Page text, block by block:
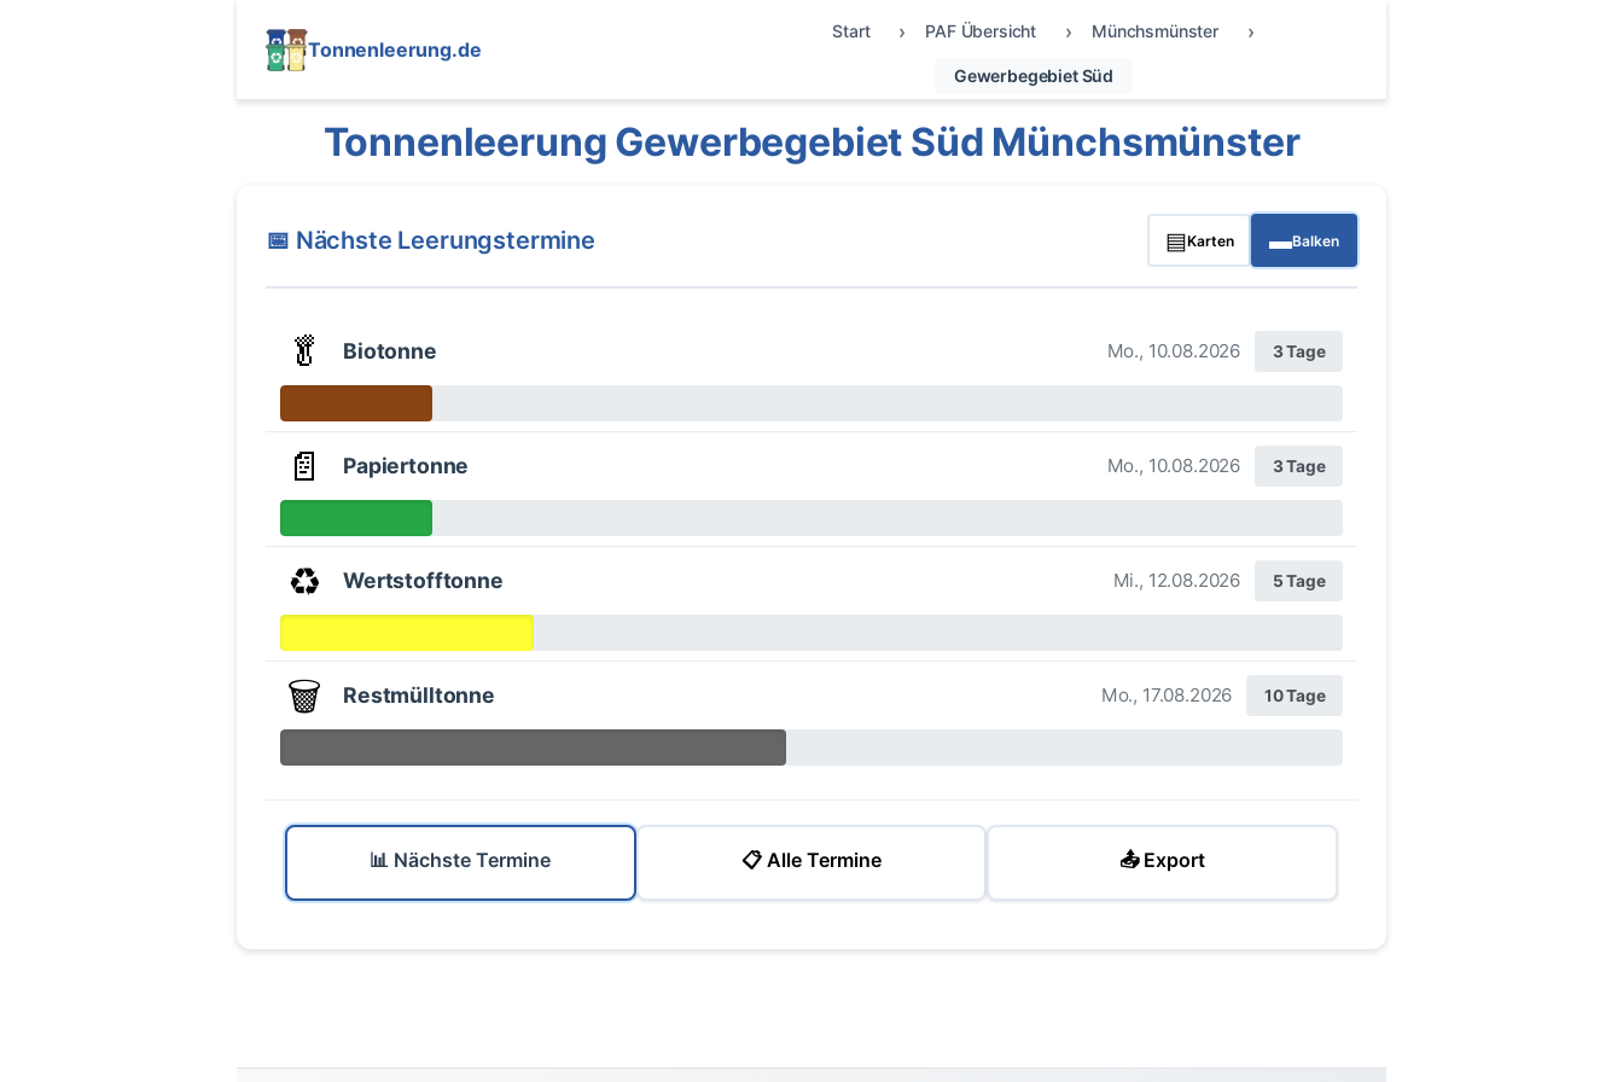
Tonnenleerung.de
Start PAF Übersicht Münchsmünster
Gewerbegebiet Süd
Tonnenleerung Gewerbegebiet Süd Münchsmünster
📅 Nächste Leerungstermine ▤Karten ▬Balken
🥬 Biotonne Mo., 10.08.2026 3 Tage
📄 Papiertonne Mo., 10.08.2026 3 Tage
♻️ Wertstofftonne Mi., 12.08.2026 5 Tage
🗑️ Restmülltonne Mo., 17.08.2026 10 Tage
📊 Nächste Termine 📋 Alle Termine 📤 Export